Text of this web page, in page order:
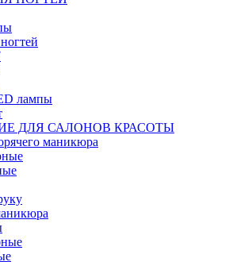
лампы
ДЛЯ САЛОНОВ КРАСОТЫ
маникюра